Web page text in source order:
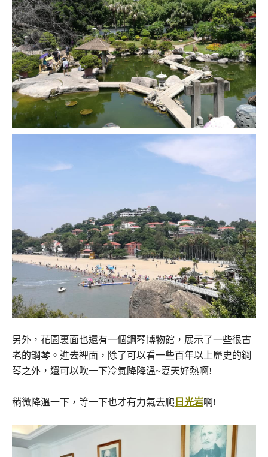
另外，花園裏面也還有一個鋼琴博物館，展示了一些很古
老的鋼琴。進去裡面，除了可以看一些百年以上歷史的鋼
琴之外，還可以吹一下冷氣降降溫~夏天好熱啊!
稍微降溫一下，等一下也才有力氣去爬 日光岩啊!